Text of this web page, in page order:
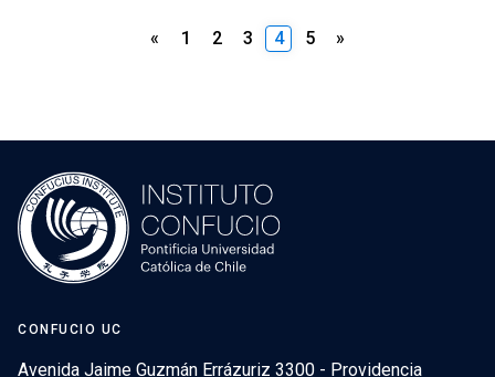
Paginación
« 1 2 3 4 5 »
CONFUCIO UC
Avenida Jaime Guzmán Errázuriz 3300 - Providencia